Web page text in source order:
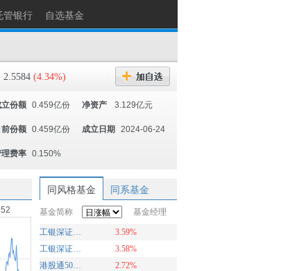
管银行 自选基金
2.5584 (4.34%)
立份额 0.459亿份 净资产 3.129亿元
前份额 0.459亿份 成立日期 2024-06-24
理费率 0.150%
同风格基金 同系基金
基金简称 基金经理
工银深证100ETF联接A
3.59%
工银深证100ETF联接C
3.58%
港股通50ETF联接C
2.72%